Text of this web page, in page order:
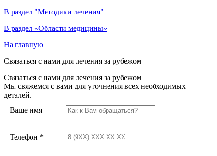
В раздел "Методики лечения"
В раздел «Области медицины»
На главную
Связаться с нами для лечения за рубежом
Связаться с нами для лечения за рубежом
Мы свяжемся с вами для уточнения всех необходимых
деталей.
Ваше имя
Телефон *